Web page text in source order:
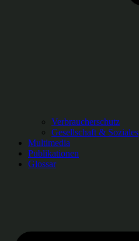
Verbraucherschutz
Gesellschaft & Soziales
Multimedia
Publikationen
Glossar